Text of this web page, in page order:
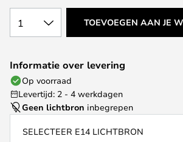
1 TOEVOEGEN AAN JE
Informatie over levering
Op voorraad
Levertijd: 2 - 4 werkdagen
Geen lichtbron inbegrepen
SELECTEER E14 LICHTBRON